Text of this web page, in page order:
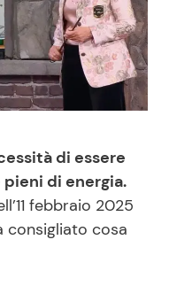
e Ricette
di Cucina
Ricette in TV
Piatti
di essere
di energia.
febbraio 2025
consigliato cosa